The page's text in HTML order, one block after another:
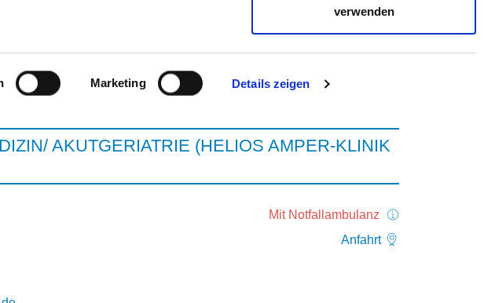
Marketing Details zeigen
verwenden
AKUTGERIATRIE (HELIOS AMPER-KLINIK
Mit Notfallambulanz
Anfahrt